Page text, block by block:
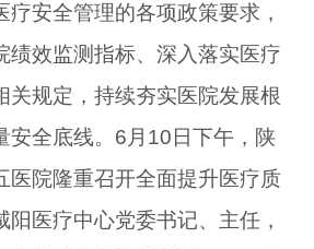
疗安全管理的各项政策要求，
绩效监测指标、深入落实医疗
关规定，持续夯实医院发展根
安全底线。6月10日下午，陕
医院隆重召开全面提升医疗质
阳医疗中心党委书记、主任，